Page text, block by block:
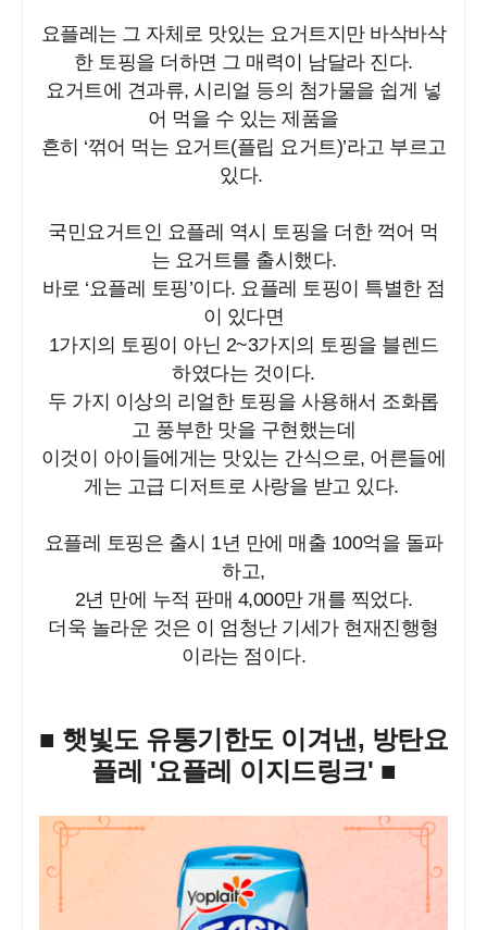
요플레는 그 자체로 맛있는 요거트지만 바삭바삭
한 토핑을 더하면 그 매력이 남달라 진다.
요거트에 견과류, 시리얼 등의 첨가물을 쉽게 넣
어 먹을 수 있는 제품을
흔히 ‘꺾어 먹는 요거트(플립 요거트)’라고 부르고
있다.
국민요거트인 요플레 역시 토핑을 더한 꺽어 먹
는 요거트를 출시했다.
바로 ‘요플레 토핑’이다. 요플레 토핑이 특별한 점
이 있다면
1가지의 토핑이 아닌 2~3가지의 토핑을 블렌드
하였다는 것이다.
두 가지 이상의 리얼한 토핑을 사용해서 조화롭
고 풍부한 맛을 구현했는데
이것이 아이들에게는 맛있는 간식으로, 어른들에
게는 고급 디저트로 사랑을 받고 있다.
요플레 토핑은 출시 1년 만에 매출 100억을 돌파
하고,
2년 만에 누적 판매 4,000만 개를 찍었다.
더욱 놀라운 것은 이 엄청난 기세가 현재진행형
이라는 점이다.
■ 햇빛도 유통기한도 이겨낸, 방탄요
플레 '요플레 이지드링크' ■